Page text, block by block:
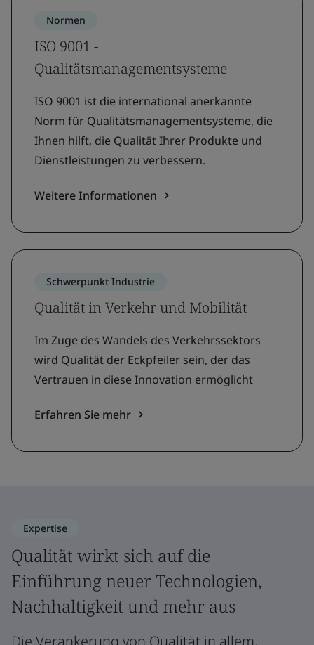
Normen
ISO 9001 -
Qualitätsmanagementsysteme
ISO 9001 ist die international anerkannte
Norm für Qualitätsmanagementsysteme, die
Ihnen hilft, die Qualität Ihrer Produkte und
Dienstleistungen zu verbessern.
Weitere Informationen
Schwerpunkt Industrie
Qualität in Verkehr und Mobilität
Im Zuge des Wandels des Verkehrssektors
wird Qualität der Eckpfeiler sein, der das
Vertrauen in diese Innovation ermöglicht
Erfahren Sie mehr
Expertise
Qualität wirkt sich auf die
Einführung neuer Technologien,
Nachhaltigkeit und mehr aus
Die Verankerung von Qualität in allem,